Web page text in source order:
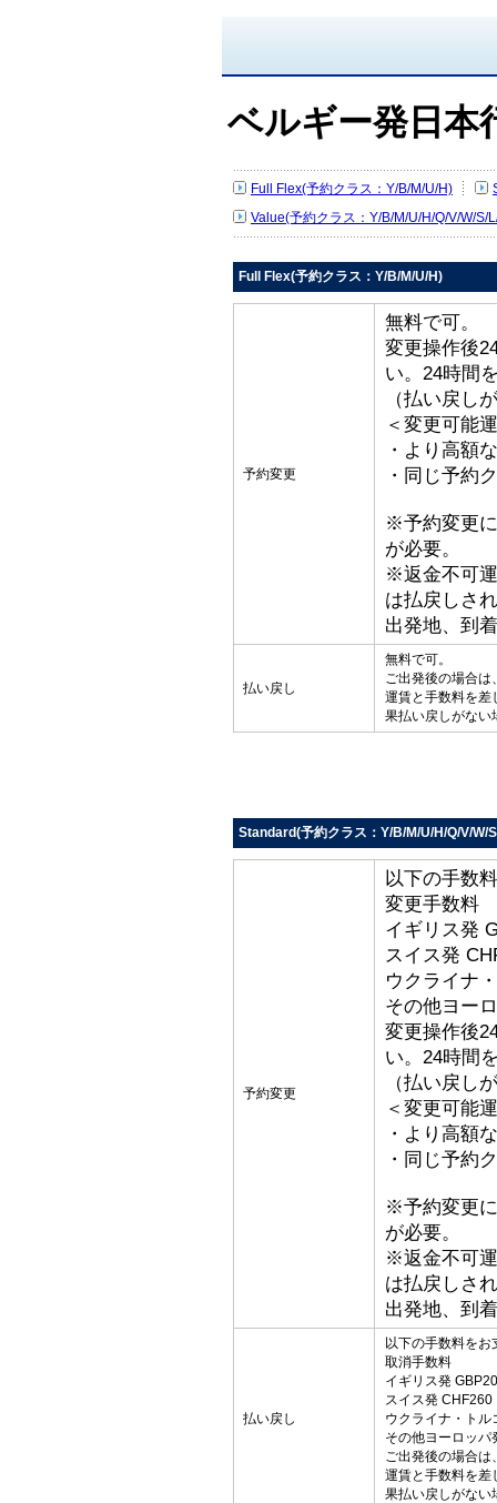
ベルギー発日本
Full Flex(予約クラス：Y/B/M/U/H)
Value(予約クラス：Y/B/M/U/H/Q/V/W/S/
Full Flex(予約クラス：Y/B/M/U/H)
予約変更
無料で可。
変更操作後
い。24時間
（払い戻し
＜変更可能
・より高額
・同じ予約
※予約変更
が必要。
※返金不可
は払戻しさ
出発地、到
払い戻し
無料で可。
ご出発後の場合は
運賃と手数料を差
果払い戻しがない
Standard(予約クラス：Y/B/M/U/H/Q/V/W/
予約変更
以下の手数
変更手数料
イギリス発
スイス発
ウクライナ
その他ヨー
変更操作後
い。24時間
（払い戻し
＜変更可能
・より高額
・同じ予約
※予約変更
が必要。
※返金不可
は払戻しさ
出発地、到
払い戻し
以下の手数料を
取消手数料
イギリス発
スイス発 CHF260
ウクライナ・トル
その他ヨーロッパ
ご出発後の場合は
運賃と手数料を差
果払い戻しがない